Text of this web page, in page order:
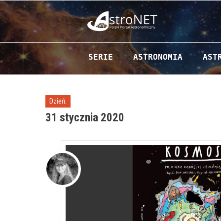
Przejdź do zawartości
SERIE ASTRONOMIA
Dzień:
31 stycznia 2020